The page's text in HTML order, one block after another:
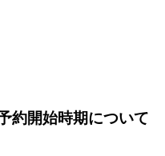
開始時期について